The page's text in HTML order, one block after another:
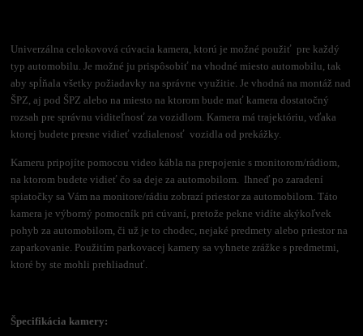
Univerzálna celokovová cúvacia kamera, ktorú je možné použiť pre každý
typ automobilu. Je možné ju prispôsobiť na vhodné miesto automobilu, tak
aby spĺňala všetky požiadavky na správne využitie. Je vhodná na montáž nad
ŠPZ, aj pod ŠPZ alebo na miesto na ktorom bude mať kamera dostatočný
rozsah pre správnu viditeľnosť za vozidlom. Kamera má trajektóriu, vďaka
ktorej budete presne vidieť vzdialenosť vozidla od prekážky.
Kameru pripojíte pomocou video kábla na prepojenie s monitorom/rádiom,
na ktorom budete vidieť čo sa deje za automobilom. Ihneď po zaradení
spiatočky sa Vám na monitore/rádiu zobrazí priestor za automobilom. Táto
kamera je výborný pomocník pri cúvaní, pretože pekne vidíte akýkoľvek
pohyb za automobilom, či už je to chodec, nejaké predmety alebo priestor na
zaparkovanie. Použitím parkovacej kamery sa vyhnete zrážke s predmetmi,
ktoré by ste mohli prehliadnuť.
Špecifikácia kamery: